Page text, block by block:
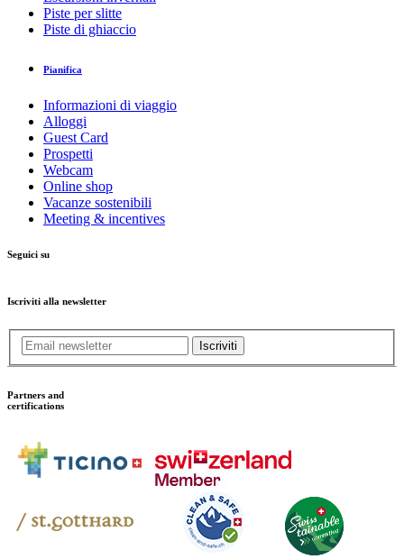
Piste per slitte
Piste di ghiaccio
Pianifica
Informazioni di viaggio
Alloggi
Guest Card
Prospetti
Webcam
Online shop
Vacanze sostenibili
Meeting & incentives
Seguici su
Iscriviti alla newsletter
Iscriviti
Partners and
certifications